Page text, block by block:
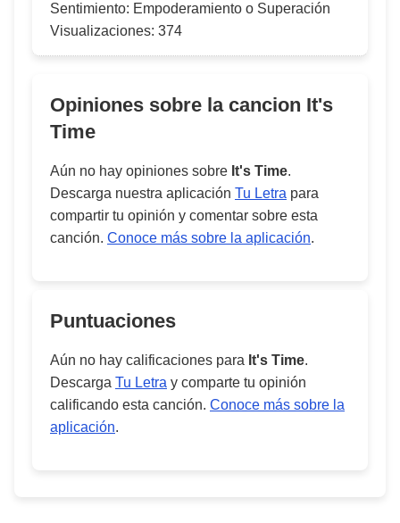
Sentimiento: Empoderamiento o Superación
Visualizaciones: 374
Opiniones sobre la cancion It's
Time
Aún no hay opiniones sobre It's Time.
Descarga nuestra aplicación Tu Letra para
compartir tu opinión y comentar sobre esta
canción. Conoce más sobre la aplicación.
Puntuaciones
Aún no hay calificaciones para It's Time.
Descarga Tu Letra y comparte tu opinión
calificando esta canción. Conoce más sobre la
aplicación.